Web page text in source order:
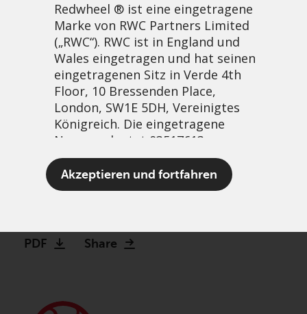
Redwheel ® ist eine eingetragene
Marke von RWC Partners Limited
(„RWC“). RWC ist in England und
Wales eingetragen und hat seinen
eingetragenen Sitz in Verde 4th
Floor, 10 Bressenden Place,
London, SW1E 5DH, Vereinigtes
Königreich. Die eingetragene
Nummer lautet 03517613.
Marke Redwheel umfassen,
Authority und, im Fall von RWC
Akzeptieren und fortfahren
Is Hormuz the new
Fukushima?
PDF Share